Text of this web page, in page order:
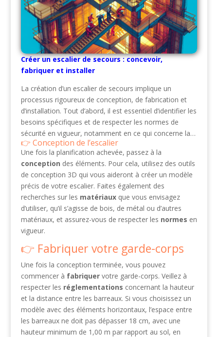
Créer un escalier de secours : concevoir,
fabriquer et installer
La création d’un escalier de secours implique un
processus rigoureux de conception, de fabrication et
d’installation. Tout d’abord, il est essentiel d’identifier les
besoins spécifiques et de respecter les normes de
sécurité en vigueur, notamment en ce qui concerne la…
Conception de l’escalier
Une fois la planification achevée, passez à la
conception des éléments. Pour cela, utilisez des outils
de conception 3D qui vous aideront à créer un modèle
précis de votre escalier. Faites également des
recherches sur les matériauxque vous envisagez
d’utiliser, qu’il s’agisse de bois, de métal ou d’autres
matériaux, et assurez-vous de respecter les normes en
vigueur.
Fabriquer votre garde-corps
Une fois la conception terminée, vous pouvez
commencer à fabriquervotre garde-corps. Veillez à
respecter les réglementations concernant la hauteur
et la distance entre les barreaux. Si vous choisissez un
modèle avec des éléments horizontaux, l’espace entre
les barreaux ne doit pas dépasser 18 cm, avec une
hauteur minimum de 1,00 m par rapport au sol, en